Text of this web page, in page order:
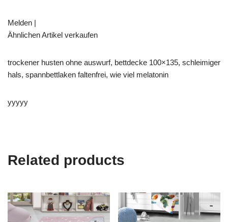
Melden |
Ähnlichen Artikel verkaufen
trockener husten ohne auswurf, bettdecke 100×135, schleimiger
hals, spannbettlaken faltenfrei, wie viel melatonin
yyyyy
Related products